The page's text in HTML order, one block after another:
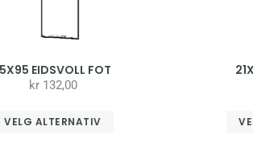
EIDSVOLL FOT
kr132,00
VELG ALTERNATIV